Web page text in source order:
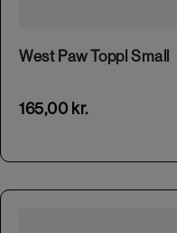
West Paw Toppl Small
165,00 kr.